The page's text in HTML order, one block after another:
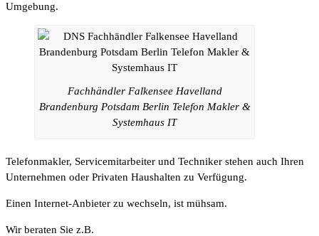
Umgebung.
Fachhändler Falkensee Havelland
Brandenburg Potsdam Berlin Telefon Makler &
Systemhaus IT
Telefonmakler, Servicemitarbeiter und Techniker stehen auch Ihren
Unternehmen oder Privaten Haushalten zu Verfügung.
Einen Internet-Anbieter zu wechseln, ist mühsam.
Wir beraten Sie z.B.